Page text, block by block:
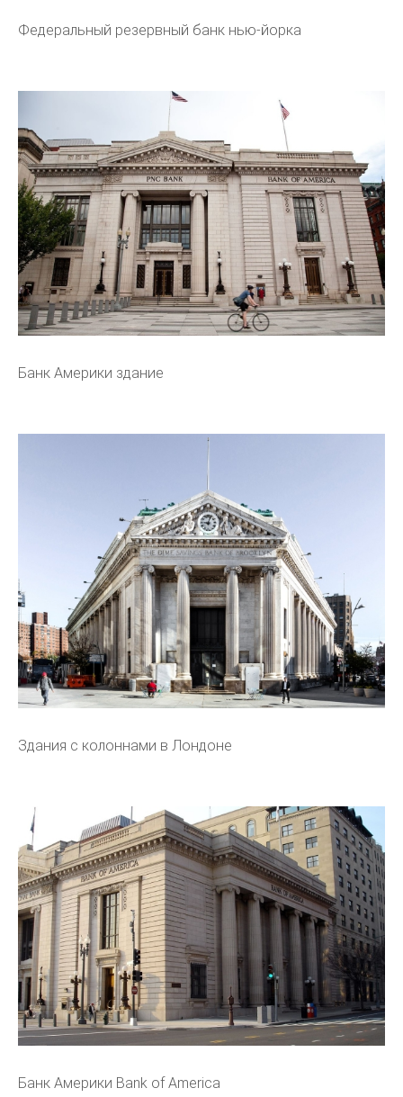
Федеральный резервный банк нью-йорка
Банк Америки здание
Здания с колоннами в Лондоне
Банк Америки Bank of America